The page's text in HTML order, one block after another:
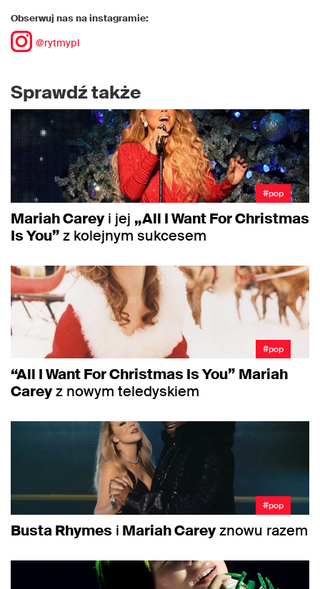
Obserwuj nas na instagramie:
@rytmypl
Sprawdź także
#pop
Mariah Carey i jej „All I Want For Christmas
Is You”z kolejnym sukcesem
#pop
“All I Want For Christmas Is You” Mariah
Careyz nowym teledyskiem
#pop
Busta Rhymes i Mariah Careyznowu razem